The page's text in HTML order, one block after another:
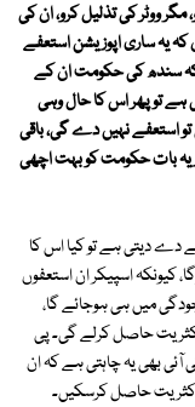
ووٹر کی تذلیل کرو، ان کی
کہ یہ ساری اپوزیشن استعفے
کہ سندھ کی حکومت ان کے
تو پھر اس کا حال وہی
استعفے نہیں دے گی، باقی
یہ بات حکومت کو بہت اچھی
دے دیتی ہے تو کیا اس کا
کیونکہ اسپیکر ان استعفوں
میں ہی ہوجائے گا،
اکثریت حاصل کرلے گی۔ پی
بھی یہ چاہتی ہے کہ ان
اکثریت حاصل کرسکیں۔